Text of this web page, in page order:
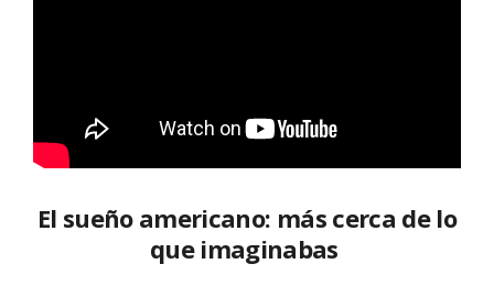
El sueño americano: más cerca de lo
que imaginabas